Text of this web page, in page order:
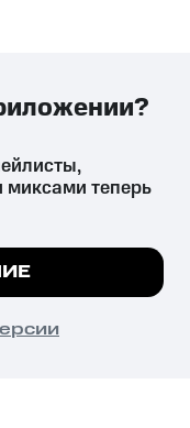
вред здоровью,
установленную
все
теперь